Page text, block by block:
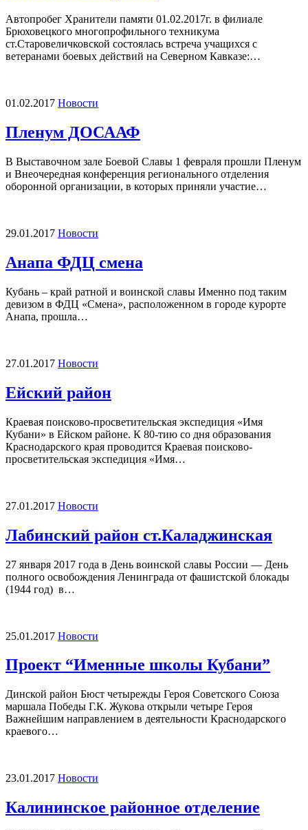
Автопробег Хранители памяти 01.02.2017г. в филиале
Брюховецкого многопрофильного техникума
ст.Старовеличковской состоялась встреча учащихся с
ветеранами боевых действий на Северном Кавказе:…
01.02.2017 Новости
Пленум ДОСААФ
В Выставочном зале Боевой Славы 1 февраля прошли Пленум
и Внеочередная конференция регионального отделения
оборонной организации, в которых приняли участие…
29.01.2017 Новости
Анапа ФДЦ смена
Кубань – край ратной и воинской славы Именно под таким
девизом в ФДЦ «Смена», расположенном в городе курорте
Анапа, прошла…
27.01.2017 Новости
Ейский район
Краевая поисково-просветительская экспедиция «Имя
Кубани» в Ейском районе. К 80-тию со дня образования
Краснодарского края проводится Краевая поисково-
просветительская экспедиция «Имя…
27.01.2017 Новости
Лабинский район ст.Каладжинская
27 января 2017 года в День воинской славы России — День
полного освобождения Ленинграда от фашистской блокады
(1944 год) в…
25.01.2017 Новости
Проект “Именные школы Кубани”
Динской район Бюст четырежды Героя Советского Союза
маршала Победы Г.К. Жукова открыли четыре Героя
Важнейшим направлением в деятельности Краснодарского
краевого…
23.01.2017 Новости
Калининское районное отделение